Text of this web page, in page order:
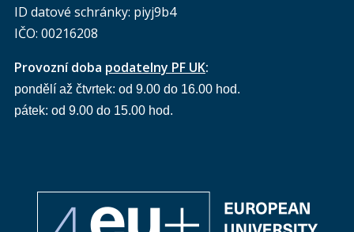
ID datové schránky: piyj9b4
IČO: 00216208
Provozní doba podatelny PF UK:
pondělí až čtvrtek: od 9.00 do 16.00 hod.
pátek: od 9.00 do 15.00 hod.